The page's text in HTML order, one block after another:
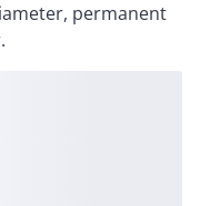
permanent